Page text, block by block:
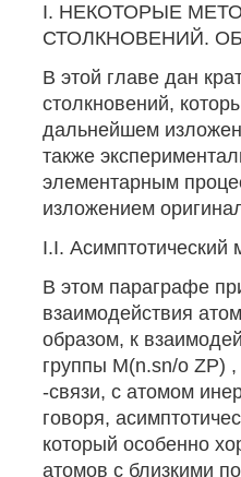
I. НЕКОТОРЫЕ
СТОЛКНОВЕНИЙ.
В этой главе дан
столкновений,
дальнейшем
также
элементарным
изложением
I.I. Асимптотический
В этом параграфе
взаимодействия
образом, к
группы M(n.sn/o ZP)
-связи, с атомом
говоря,
который особенно
атомов с близкими